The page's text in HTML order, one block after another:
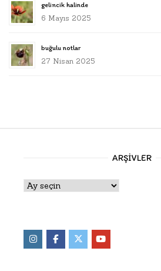
gelincik halinde
6 Mayıs 2025
buğulu notlar
27 Nisan 2025
ARŞIVLER
Arşivler